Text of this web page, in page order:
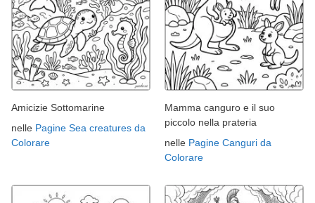
Amicizie Sottomarine
nelle Pagine Sea creatures da
Colorare
Mamma canguro e il suo
piccolo nella prateria
nelle Pagine Canguri da
Colorare